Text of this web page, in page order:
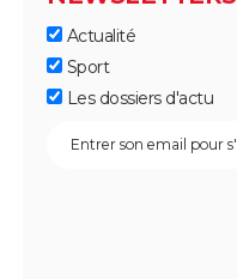
Actualité
Sport
Les dossiers d'actu